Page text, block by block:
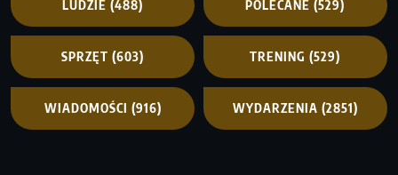
LUDZIE (488) POLECANE (529)
SPRZĘT (603) TRENING (529)
WIADOMOŚCI (916) WYDARZENIA (2851)